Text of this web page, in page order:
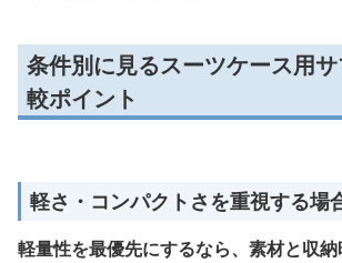
条件別に見るスーツケース用
較ポイント
軽さ・コンパクトさを重視する場
軽量性を最優先にするなら、素材と収